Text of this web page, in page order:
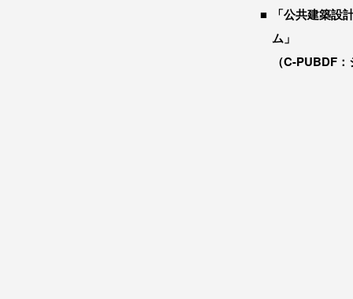
「公共建築設
ム」
（C-PUBDF